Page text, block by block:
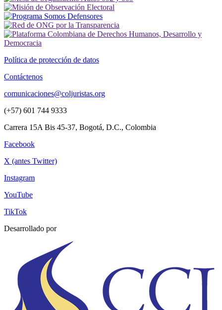
Política de protección de datos
Contáctenos
comunicaciones@coljuristas.org
(+57) 601 744 9333
Carrera 15A Bis 45-37, Bogotá, D.C., Colombia
Facebook
X (antes Twitter)
Instagram
YouTube
TikTok
Desarrollado por